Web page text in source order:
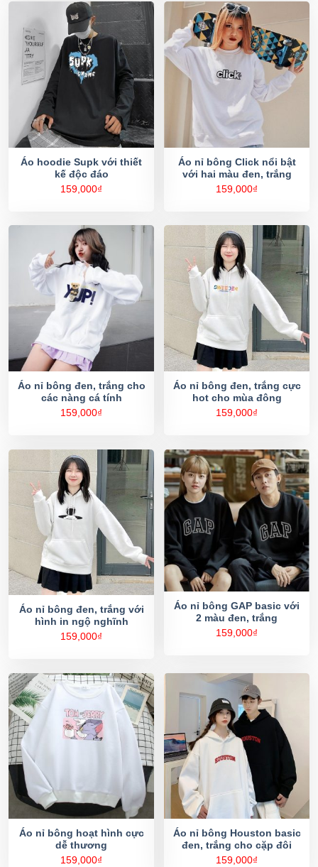
Áo hoodie Supk với thiết
kế độc đáo
159,000₫
Áo nỉ bông Click nổi bật
với hai màu đen, trắng
159,000₫
Áo nỉ bông đen, trắng cho
các nàng cá tính
159,000₫
Áo nỉ bông đen, trắng cực
hot cho mùa đông
159,000₫
Áo nỉ bông đen, trắng với
hình in ngộ nghĩnh
159,000₫
Áo nỉ bông GAP basic với
2 màu đen, trắng
159,000₫
Áo nỉ bông hoạt hình cực
dễ thương
159,000₫
Áo nỉ bông Houston basic
đen, trắng cho cặp đôi
159,000₫